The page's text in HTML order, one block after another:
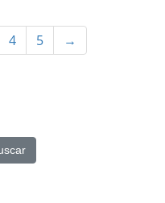
4 5 →